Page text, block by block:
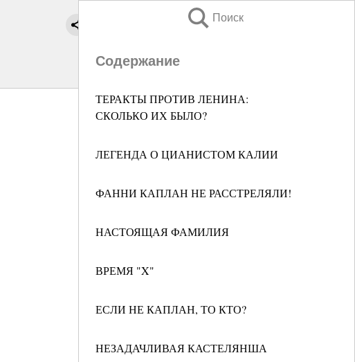
Поиск
Содержание
ТЕРАКТЫ ПРОТИВ ЛЕНИНА:
СКОЛЬКО ИХ БЫЛО?
ЛЕГЕНДА О ЦИАНИСТОМ КАЛИИ
ФАННИ КАПЛАН НЕ РАССТРЕЛЯЛИ!
НАСТОЯЩАЯ ФАМИЛИЯ
ВРЕМЯ "X"
ЕСЛИ НЕ КАПЛАН, ТО КТО?
НЕЗАДАЧЛИВАЯ КАСТЕЛЯНША